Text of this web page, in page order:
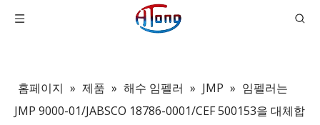
홈페이지 » 제품 » 해수 임펠러 » JMP » 임펠러는
JMP 9000-01/JABSCO 18786-0001/CEF 500153을 대체합